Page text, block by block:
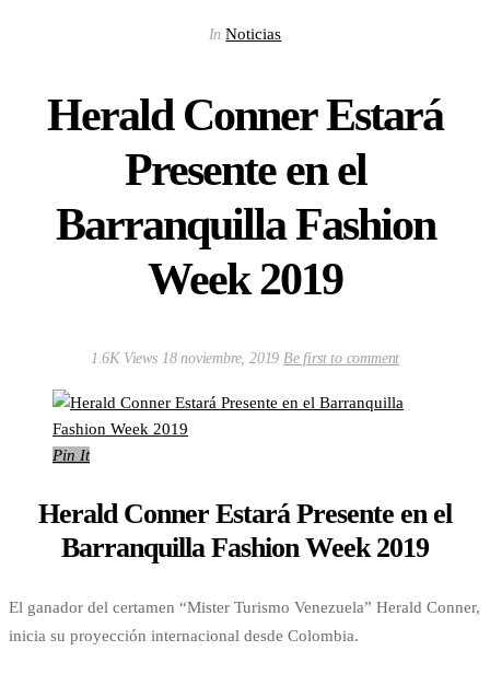
In Noticias
Herald Conner Estará
Presente en el
Barranquilla Fashion
Week 2019
1.6K Views 18 noviembre, 2019 Be first to comment
Pin It
Herald Conner Estará Presente en el
Barranquilla Fashion Week 2019
El ganador del certamen “Mister Turismo Venezuela” Herald Conner,
inicia su proyección internacional desde Colombia.